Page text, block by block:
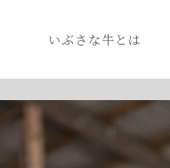
いぶさな牛とは